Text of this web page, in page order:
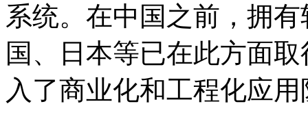
系统。在中国之前，拥
国、日本等已在此方面
入了商业化和工程化应